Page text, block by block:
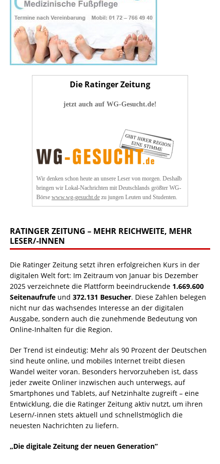
Die Ratinger Zeitung
jetzt auch auf WG-Gesucht.de!
Wir denken schon heute an unsere Leser von morgen. Deshalb
bringen wir Lokal-Nachrichten mit Deutschlands größter WG-
Börse www.wg-gesucht.de zu jungen Leuten und Studenten.
RATINGER ZEITUNG – MEHR REICHWEITE, MEHR
LESER/-INNEN
Die Ratinger Zeitung setzt ihren erfolgreichen Kurs in der
digitalen Welt fort: Im Zeitraum von Januar bis Dezember
2025 verzeichnete die Plattform beeindruckende 1.669.600
Seitenaufrufe und 372.131 Besucher. Diese Zahlen belegen
nicht nur das wachsendes Interesse an der digitalen
Ausgabe, sondern auch die zunehmende Bedeutung von
Online-Inhalten für die Region.
Der Trend ist eindeutig: Mehr als 90 Prozent der Deutschen
sind heute online, und mobiles Internet treibt diesen
Wandel weiter voran. Besonders hervorzuheben ist, dass
jeder zweite Onliner inzwischen auch unterwegs, auf
Smartphones und Tablets, auf Netzinhalte zugreift – eine
Entwicklung, die die Ratinger Zeitung aktiv nutzt, um ihren
Lesern/-innen stets aktuell und schnellstmöglich die
neuesten Nachrichten zu liefern.
„Die digitale Zeitung der neuen Generation“